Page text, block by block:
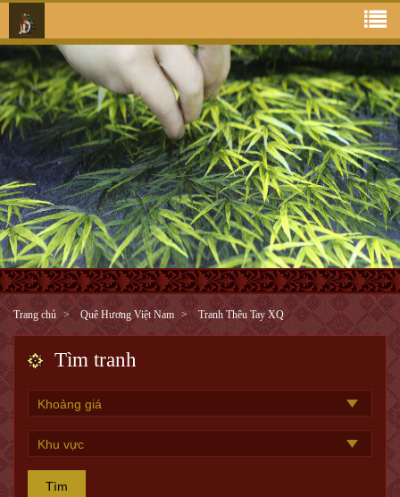
Trang chủ Quê Hương Việt Nam Tranh Thêu Tay XQ
Tìm tranh
Tìm